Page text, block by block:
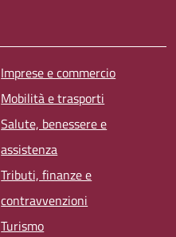
Imprese e commercio
Mobilità e trasporti
Salute, benessere e
assistenza
Tributi, finanze e
contravvenzioni
Turismo